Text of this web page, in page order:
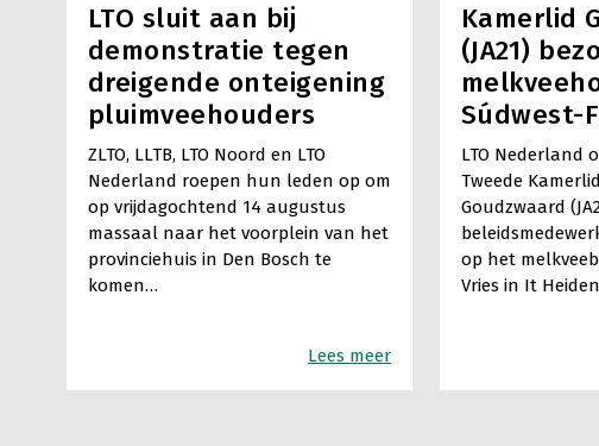
LTO sluit aan bij
demonstratie tegen
dreigende onteigening
pluimveehouders
ZLTO, LLTB, LTO Noord en LTO
Nederland roepen hun leden op om
op vrijdagochtend 14 augustus
massaal naar het voorplein van het
provinciehuis in Den Bosch te
komen…
Lees meer
Kamerlid
(JA21)
Súdwest-
LTO Nederland
Tweede
Goudzwaard
op het
Vries in It